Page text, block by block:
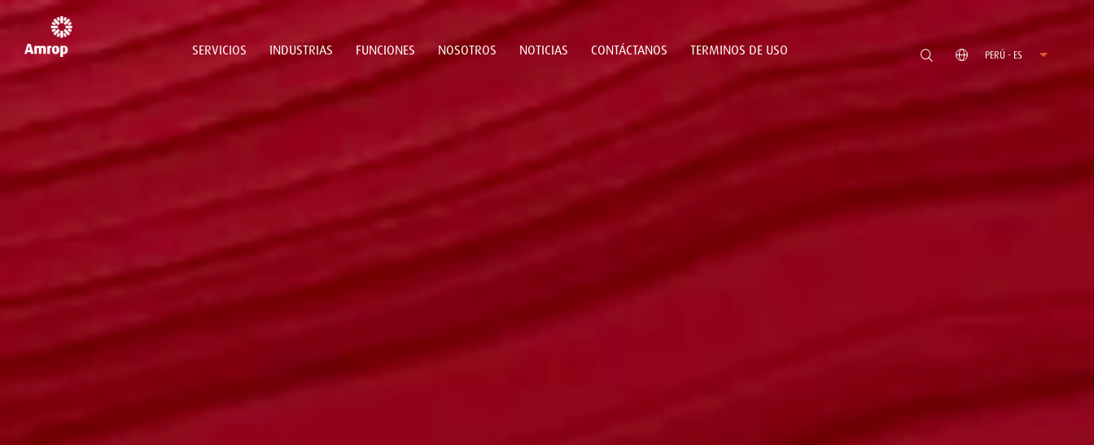
SERVICIOS INDUSTRIAS FUNCIONES NOSOTROS NOTICIAS CONTÁCTANOS TERMINOS DE USO PERÚ - ES